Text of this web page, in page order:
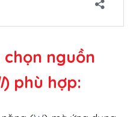
nguồn
) phù hợp: